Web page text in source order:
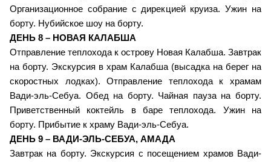
Организационное собрание с дирекцией круиза. Ужин на
борту. Нубийское шоу на борту.
ДЕНЬ 8 – НОВАЯ КАЛАБША
Отправление теплохода к острову Новая Калабша. Завтрак
на борту. Экскурсия в храм Калабша (высадка на берег на
скоростных лодках). Отправление теплохода к храмам
Вади-эль-Себуа. Обед на борту. Чайная пауза на борту.
Приветственный коктейль в баре теплохода. Ужин на
борту. Прибытие к храму Вади-эль-Себуа.
ДЕНЬ 9 – ВАДИ-ЭЛЬ-СЕБУА, АМАДА
Завтрак на борту. Экскурсия с посещением храмов Вади-